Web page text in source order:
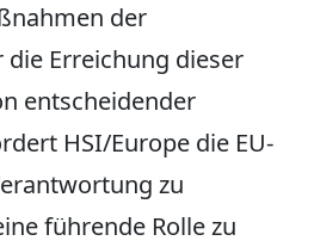
der
Erreichung dieser
entscheidender
HSI/Europe die EU-
zu
führende Rolle zu